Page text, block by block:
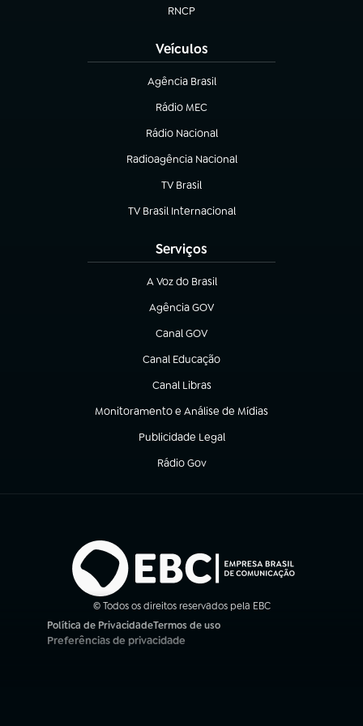
RNCP
(abre em nova aba)
Veículos
Agência Brasil
(abre em nova aba)
Rádio MEC
Rádio Nacional
(abre em nova aba)
Radioagência Nacional
(abre em nova aba)
TV Brasil
(abre em nova aba)
TV Brasil Internacional
(abre em nova aba)
Serviços
A Voz do Brasil
(abre em nova aba)
Agência GOV
(abre em nova aba)
Canal GOV
(abre em nova aba)
Canal Educação
(abre em nova aba)
Canal Libras
(abre em nova aba)
Monitoramento e Análise de Mídias
(abre em nova aba)
Publicidade Legal
(abre em nova aba)
Rádio Gov
(abre em nova aba)
© Todos os direitos reservados pela EBC
Política de Privacidade
(abre em nova aba)
Termos de uso
(abre em nova aba)
Preferências de privacidade